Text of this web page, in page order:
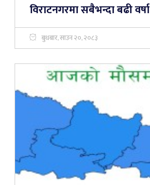
विराटनगरमा सबैभन्दा बढी वर्षा
बुधबार, साउन २०, २०८३